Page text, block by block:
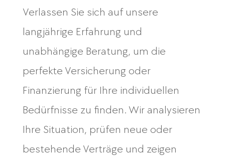
Verlassen Sie sich auf unsere
langjährige Erfahrung und
unabhängige Beratung, um die
perfekte Versicherung oder
Finanzierung für Ihre individuellen
Bedürfnisse zu finden. Wir analysieren
Ihre Situation, prüfen neue oder
bestehende Verträge und zeigen